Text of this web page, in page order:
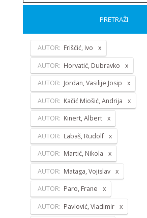
PRETRAŽI
AUTOR: Friščić, Ivo
AUTOR: Horvatić, Dubravko
AUTOR: Jordan, Vasilije Josip
AUTOR: Kačić Miošić, Andrija
AUTOR: Kinert, Albert
AUTOR: Labaš, Rudolf
AUTOR: Martić, Nikola
AUTOR: Mataga, Vojislav
AUTOR: Paro, Frane
AUTOR: Pavlović, Vladimir